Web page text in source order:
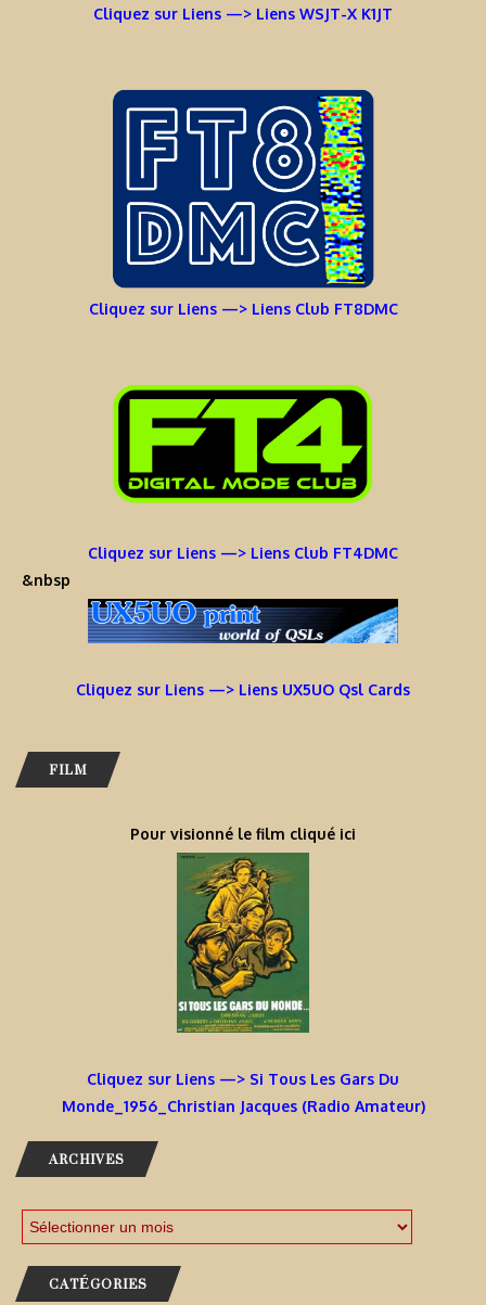
Cliquez sur Liens —> Liens WSJT-X K1JT
Cliquez sur Liens —> Liens Club FT8DMC
Cliquez sur Liens —> Liens Club FT4DMC
&nbsp
Cliquez sur Liens —> Liens UX5UO Qsl Cards
FILM
Pour visionné le film cliqué ici
Cliquez sur Liens —> Si Tous Les Gars Du
Monde_1956_Christian Jacques (Radio Amateur)
ARCHIVES
CATÉGORIES